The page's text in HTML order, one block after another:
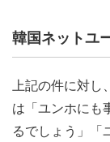
韓国ネットユ
上記の件に対
は「ユンホにも
るでしょう」「